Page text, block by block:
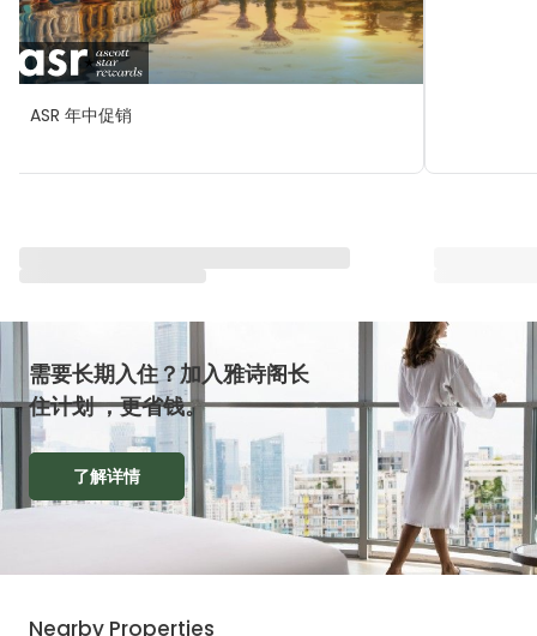
ASR 年中促销
需要长期入住？加入雅诗阁长
住计划 ，更省钱。
了解详情
Nearby Properties